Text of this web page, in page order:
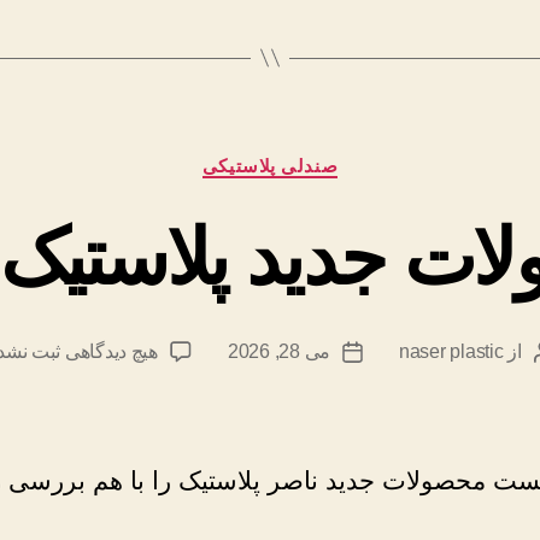
دسته‌ها
صندلی پلاستیکی
جدید پلاستیک
ازnaser plastic
تاریخمی 28, 2026 هیچ دیدگاهی برای
ثبت
محصولات جدید ناصر پلاستیک را با هم